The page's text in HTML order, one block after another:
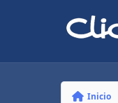
Inicio